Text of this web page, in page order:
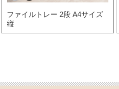
ファイルトレー 2段 A4サイズ
縦